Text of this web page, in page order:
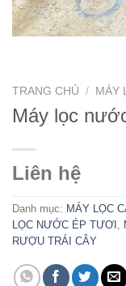
TRANG CHỦ / MÁY
Máy lọc
Liên hệ
Danh mục: MÁY LỌC
LỌC NƯỚC ÉP TƯƠI ,
RƯỢU TRÁI CÂY